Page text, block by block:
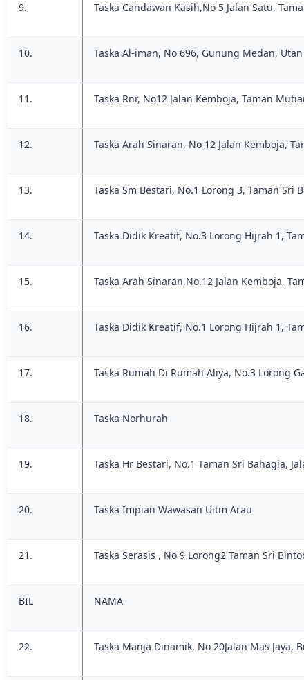
9. Taska Candawan Kasih,No 5 Jalan Satu,
10. Taska Al-iman, No 696, Gunung Medan,
11. Taska Rnr, No12 Jalan Kemboja, Taman
12. Taska Arah Sinaran, No 12 Jalan Kemboja,
13. Taska Sm Bestari, No.1 Lorong 3, Taman Sri
14. Taska Didik Kreatif, No.3 Lorong Hijrah 1,
15. Taska Arah Sinaran,No.12 Jalan Kemboja,
16. Taska Didik Kreatif, No.1 Lorong Hijrah 1,
17. Taska Rumah Di Rumah Aliya, No.3 Lorong
18. Taska Norhurah
19. Taska Hr Bestari, No.1 Taman Sri Bahagia,
20. Taska Impian Wawasan Uitm Arau
21. Taska Serasis , No 9 Lorong2 Taman Sri
BIL NAMA
22. Taska Manja Dinamik, No 20Jalan Mas Jaya,